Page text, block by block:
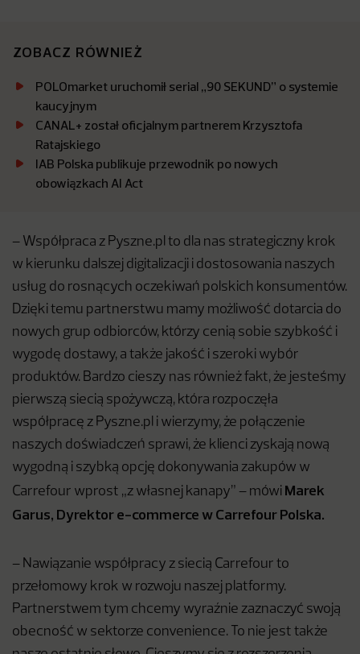
ZOBACZ RÓWNIEŻ
POLOmarket uruchomił serial „90 SEKUND” o systemie
kaucyjnym
CANAL+ został oficjalnym partnerem Krzysztofa
Ratajskiego
IAB Polska publikuje przewodnik po nowych
obowiązkach AI Act
– Współpraca z Pyszne.pl to dla nas strategiczny krok
w kierunku dalszej digitalizacji i dostosowania naszych
usług do rosnących oczekiwań polskich konsumentów.
Dzięki temu partnerstwu mamy możliwość dotarcia do
nowych grup odbiorców, którzy cenią sobie szybkość i
wygodę dostawy, a także jakość i szeroki wybór
produktów. Bardzo cieszy nas również fakt, że jesteśmy
pierwszą siecią spożywczą, która rozpoczęła
współpracę z Pyszne.pl i wierzymy, że połączenie
naszych doświadczeń sprawi, że klienci zyskają nową
wygodną i szybką opcję dokonywania zakupów w
Carrefour wprost „z własnej kanapy” – mówi Marek
Garus, Dyrektor e-commerce w Carrefour Polska.
– Nawiązanie współpracy z siecią Carrefour to
przełomowy krok w rozwoju naszej platformy.
Partnerstwem tym chcemy wyraźnie zaznaczyć swoją
obecność w sektorze convenience. To nie jest także